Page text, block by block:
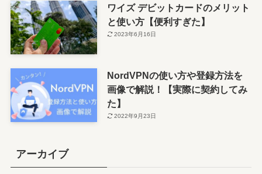
ワイズ デビットカードのメリット
と使い方【便利すぎた】
2023年6月16日
NordVPNの使い方や登録方法を
画像で解説！【実際に契約してみ
た】
2022年9月23日
アーカイブ